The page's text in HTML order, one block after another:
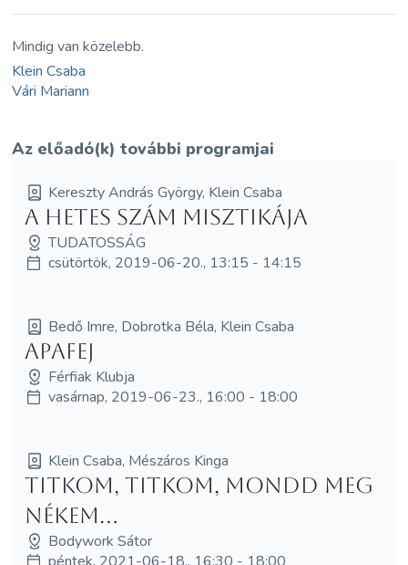
Mindig van közelebb.
Klein Csaba
Vári Mariann
Az előadó(k) további programjai
Kereszty András György, Klein Csaba
A hetes szám misztikája
TUDATOSSÁG
csütörtök, 2019-06-20., 13:15 - 14:15
Bedő Imre, Dobrotka Béla, Klein Csaba
ApaFej
Férfiak Klubja
vasárnap, 2019-06-23., 16:00 - 18:00
Klein Csaba, Mészáros Kinga
TITKOM, TITKOM, mondd meg
nékem...
Bodywork Sátor